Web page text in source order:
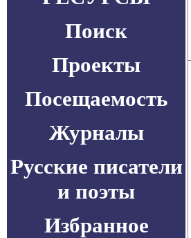
Поиск
Проекты
Посещаемость
Журналы
Русские писатели
и поэты
Избранное